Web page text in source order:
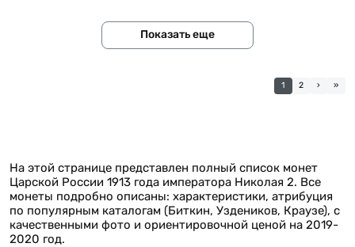
Показать еще
1 2 › »
На этой странице представлен полный список монет
Царской России 1913 года императора Николая 2. Все
монеты подробно описаны: характеристики, атрибуция
по популярным каталогам (Биткин, Уздеников, Краузе), с
качественными фото и ориентировочной ценой на 2019-
2020 год.